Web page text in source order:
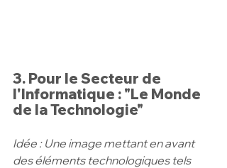
3. Pour le Secteur de
l'Informatique : "Le Monde
de la Technologie"
Idée : Une image mettant en avant
des éléments technologiques tels